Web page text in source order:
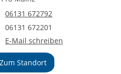
Telefonnummer
06131 672792
Faxnummer
06131 672201
E-Mail an IB Geschäftsstelle
E-Mail schreiben
Zum Standort